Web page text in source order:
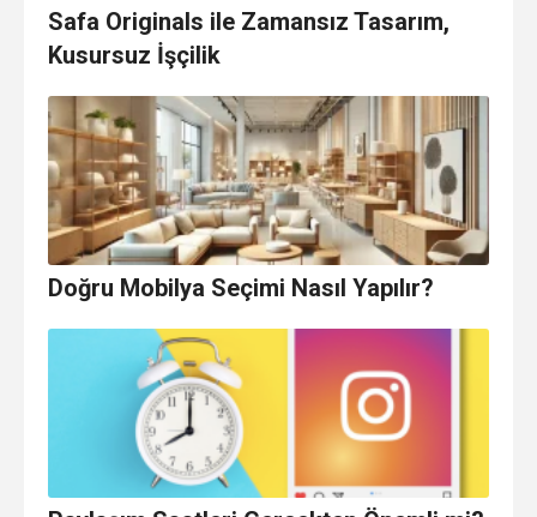
Safa Originals ile Zamansız Tasarım,
Kusursuz İşçilik
Doğru Mobilya Seçimi Nasıl Yapılır?